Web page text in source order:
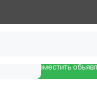
Разместить